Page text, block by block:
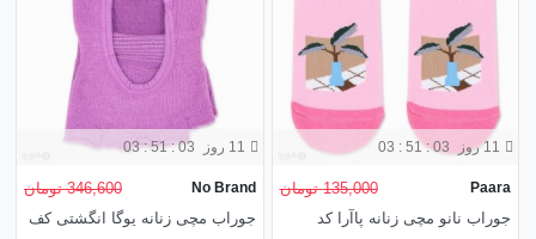
11 روز 03 : 51 : 01
Paara
135,000 تومان
جوراب نانو مچی زنانه پاآرا کد
11 روز 03 : 51 : 01
No Brand
346,600 تومان
جوراب مچی زنانه یوگا انگشتی کف